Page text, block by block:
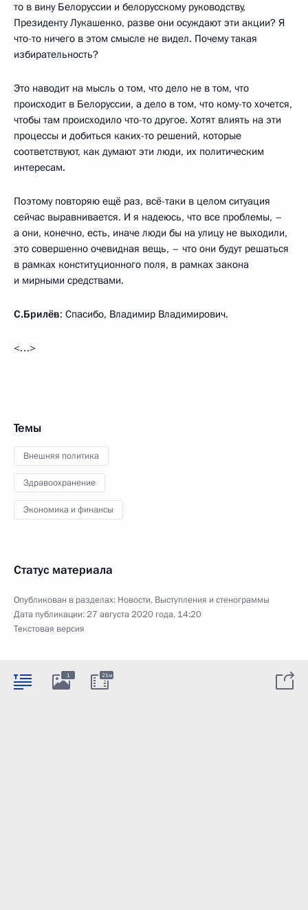
то в вину Белоруссии и белорусскому руководству,
Президенту Лукашенко, разве они осуждают эти акции? Я
что-то ничего в этом смысле не видел. Почему такая
избирательность?
Это наводит на мысль о том, что дело не в том, что
происходит в Белоруссии, а дело в том, что кому-то хочется,
чтобы там происходило что-то другое. Хотят влиять на эти
процессы и добиться каких-то решений, которые
соответствуют, как думают эти люди, их политическим
интересам.
Поэтому повторяю ещё раз, всё-таки в целом ситуация
сейчас выравнивается. И я надеюсь, что все проблемы, –
а они, конечно, есть, иначе люди бы на улицу не выходили,
это совершенно очевидная вещь, – что они будут решаться
в рамках конституционного поля, в рамках закона
и мирными средствами.
С.Брилёв: Спасибо, Владимир Владимирович.
<…>
Темы
Внешняя политика
Здравоохранение
Экономика и финансы
Статус материала
Опубликован в разделах: Новости, Выступления и стенограммы
Дата публикации:27 августа 2020 года, 14:20
Текстовая версия
1 21м